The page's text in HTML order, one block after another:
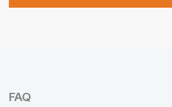
FAQ